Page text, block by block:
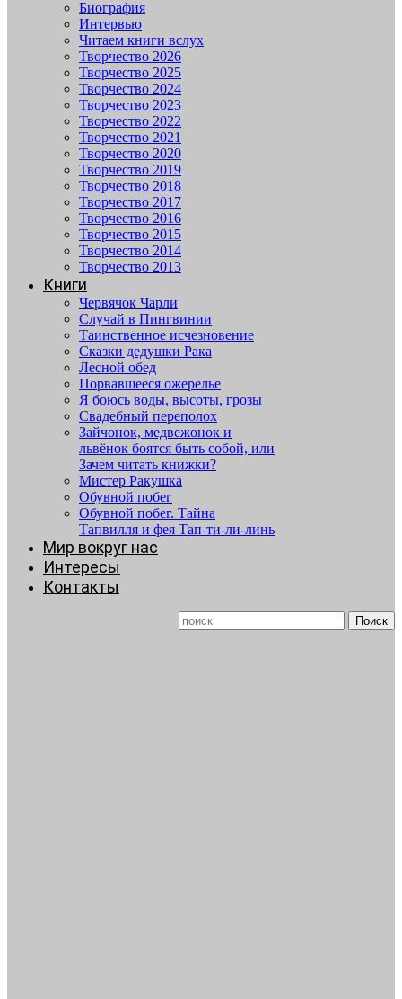
Биография
Интервью
Читаем книги вслух
Творчество 2026
Творчество 2025
Творчество 2024
Творчество 2023
Творчество 2022
Творчество 2021
Творчество 2020
Творчество 2019
Творчество 2018
Творчество 2017
Творчество 2016
Творчество 2015
Творчество 2014
Творчество 2013
Книги
Червячок Чарли
Случай в Пингвинии
Таинственное исчезновение
Сказки дедушки Рака
Лесной обед
Порвавшееся ожерелье
Я боюсь воды, высоты, грозы
Свадебный переполох
Зайчонок, медвежонок и
львёнок боятся быть собой, или
Зачем читать книжки?
Мистер Ракушка
Обувной побег
Обувной побег. Тайна
Тапвилля и фея Тап-ти-ли-линь
Мир вокруг нас
Интересы
Контакты